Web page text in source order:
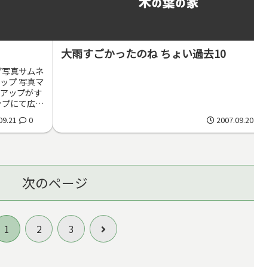
真サムネ
プ 写真マ
ップがす
にて広域
0
大雨すごかったのね ちょい過去10
2007.09.20
次のページ
1 2 3
次